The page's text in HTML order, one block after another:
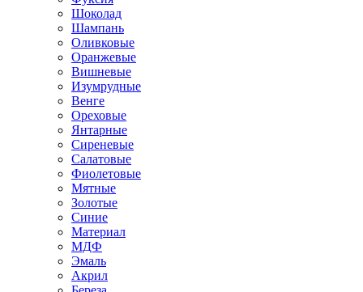
Шоколад
Шампань
Оливковые
Оранжевые
Вишневые
Изумрудные
Венге
Ореховые
Янтарные
Сиреневые
Салатовые
Фиолетовые
Мятные
Золотые
Синие
Материал
МДФ
Эмаль
Акрил